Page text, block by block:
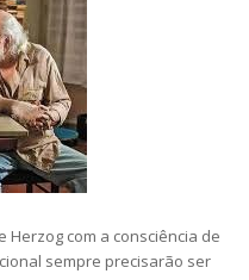
Herzog com a consciência de
sempre precisarão ser